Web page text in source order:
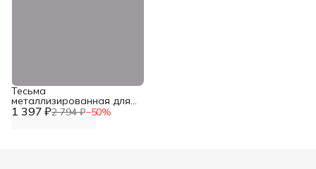
1 397 ₽2 794 ₽−50%
Тесьма
металлизированная для
рукоделия и шитья